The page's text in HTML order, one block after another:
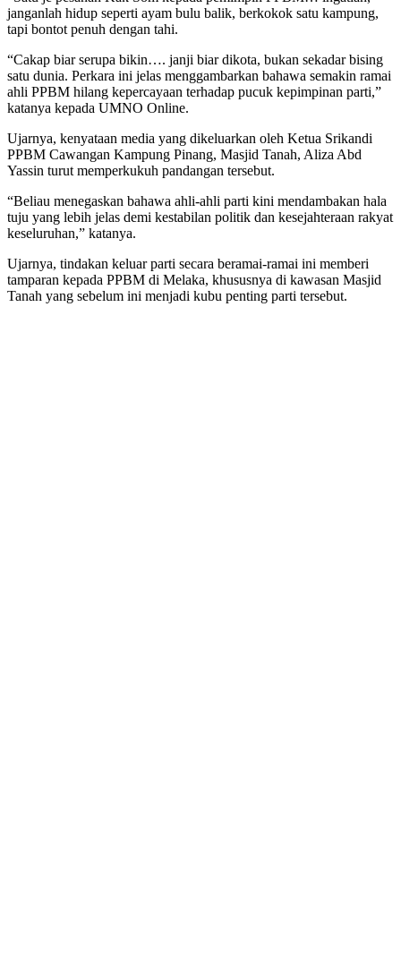
janganlah hidup seperti ayam bulu balik, berkokok satu kampung,
tapi bontot penuh dengan tahi.
“Cakap biar serupa bikin…. janji biar dikota, bukan sekadar bising
satu dunia. Perkara ini jelas menggambarkan bahawa semakin ramai
ahli PPBM hilang kepercayaan terhadap pucuk kepimpinan parti,”
katanya kepada UMNO Online.
Ujarnya, kenyataan media yang dikeluarkan oleh Ketua Srikandi
PPBM Cawangan Kampung Pinang, Masjid Tanah, Aliza Abd
Yassin turut memperkukuh pandangan tersebut.
“Beliau menegaskan bahawa ahli-ahli parti kini mendambakan hala
tuju yang lebih jelas demi kestabilan politik dan kesejahteraan rakyat
keseluruhan,” katanya.
Ujarnya, tindakan keluar parti secara beramai-ramai ini memberi
tamparan kepada PPBM di Melaka, khususnya di kawasan Masjid
Tanah yang sebelum ini menjadi kubu penting parti tersebut.